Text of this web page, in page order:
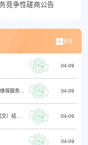
竞争性磋商公告
更多
04-09
04-09
04-09
04-09